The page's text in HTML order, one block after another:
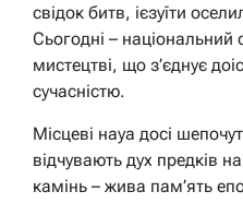
свідок битв, ієзуїти
Сьогодні –
мистецтві, що з’єднує
сучасністю.
Місцеві науа досі
відчувають дух предків
камінь – жива пам’ять